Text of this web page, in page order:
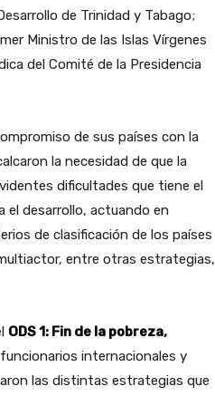
de Trinidad y Tabago;
Ministro de las Islas Vírgenes
del Comité de la Presidencia
de sus países con la
la necesidad de que la
dificultades que tiene el
el desarrollo, actuando en
de clasificación de los países
entre otras estrategias,
ODS 1: Fin de la pobreza,
internacionales y
las distintas estrategias que